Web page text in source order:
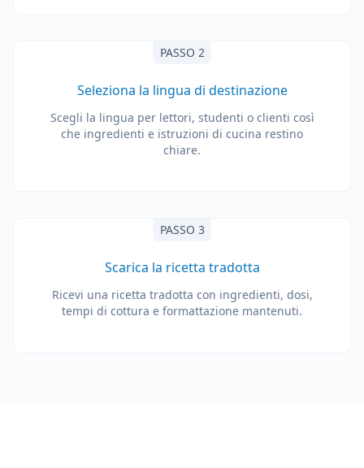
PASSO 2
Seleziona la lingua di destinazione
Scegli la lingua per lettori, studenti o clienti così
che ingredienti e istruzioni di cucina restino
chiare.
PASSO 3
Scarica la ricetta tradotta
Ricevi una ricetta tradotta con ingredienti, dosi,
tempi di cottura e formattazione mantenuti.